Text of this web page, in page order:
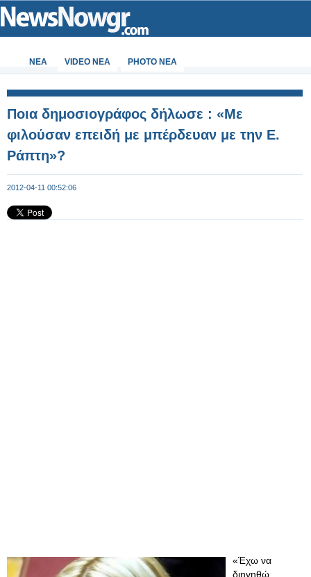
ΝΕΑ VIDEO NEA PHOTO NEA
Ποια δημοσιογράφος δήλωσε : «Με
φιλούσαν επειδή με μπέρδευαν με την Ε.
Ράπτη»?
2012-04-11 00:52:06
«Έχω να
διηγηθώ